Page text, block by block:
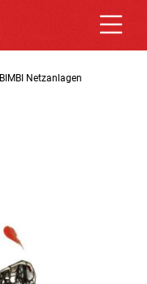
BIMBI Netzanlagen